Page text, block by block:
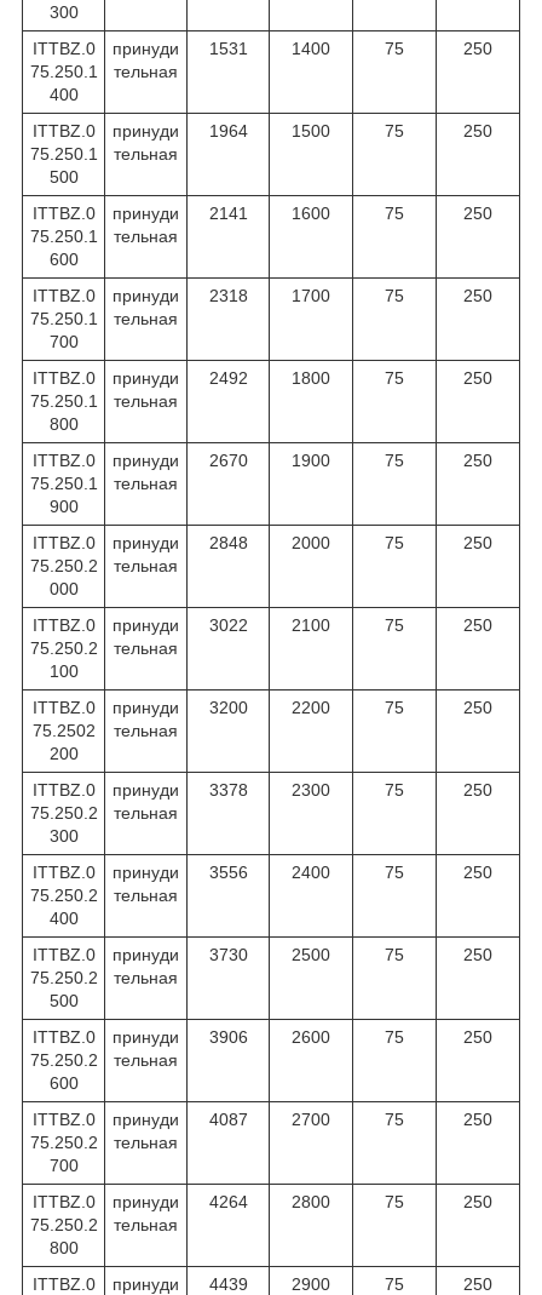
300
ITTBZ.0
75.250.1
400
принуди
тельная
1531 1400 75 250
ITTBZ.0
75.250.1
500
принуди
тельная
1964 1500 75 250
ITTBZ.0
75.250.1
600
принуди
тельная
2141 1600 75 250
ITTBZ.0
75.250.1
700
принуди
тельная
2318 1700 75 250
ITTBZ.0
75.250.1
800
принуди
тельная
2492 1800 75 250
ITTBZ.0
75.250.1
900
принуди
тельная
2670 1900 75 250
ITTBZ.0
75.250.2
000
принуди
тельная
2848 2000 75 250
ITTBZ.0
75.250.2
100
принуди
тельная
3022 2100 75 250
ITTBZ.0
75.2502
200
принуди
тельная
3200 2200 75 250
ITTBZ.0
75.250.2
300
принуди
тельная
3378 2300 75 250
ITTBZ.0
75.250.2
400
принуди
тельная
3556 2400 75 250
ITTBZ.0
75.250.2
500
принуди
тельная
3730 2500 75 250
ITTBZ.0
75.250.2
600
принуди
тельная
3906 2600 75 250
ITTBZ.0
75.250.2
700
принуди
тельная
4087 2700 75 250
ITTBZ.0
75.250.2
800
принуди
тельная
4264 2800 75 250
ITTBZ.0
принуди
4439 2900 75 250